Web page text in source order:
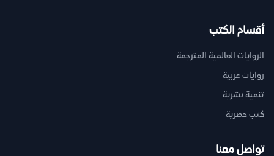
أقسام الكتب
الروايات العالمية المترجمة
روايات عربية
تنمية بشرية
كتب حصرية
تواصل معنا